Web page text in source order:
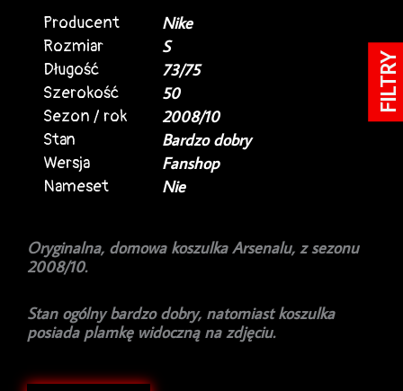
Producent
Nike
Rozmiar
S
Długość
73/75
Szerokość
50
Sezon / rok
2008/10
Stan
Bardzo dobry
Wersja
Fanshop
Nameset
Nie
Oryginalna, domowa koszulka Arsenalu, z sezonu
2008/10.
Stan ogólny bardzo dobry, natomiast koszulka
posiada plamkę widoczną na zdjęciu.
FILTRY